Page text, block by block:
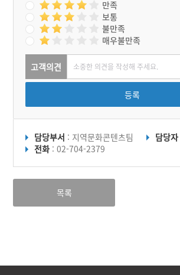
만족
보통
불만족
매우불만족
고객의견
등록
담당부서 : 지역문화콘텐츠팀 담당자
전화 : 02-704-2379
목록